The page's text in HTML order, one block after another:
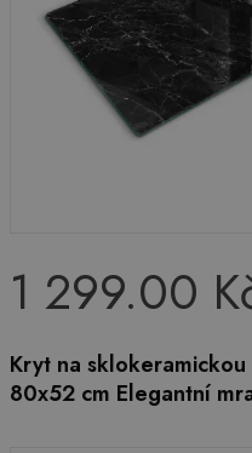
1 299.00
Kryt na sklokeramickou
80x52 cm Elegantní